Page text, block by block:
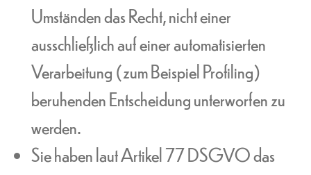
Umständen das Recht, nicht einer
ausschließlich auf einer automatisierten
Verarbeitung (zum Beispiel Profiling)
beruhenden Entscheidung unterworfen zu
werden.
Sie haben laut Artikel 77 DSGVO das